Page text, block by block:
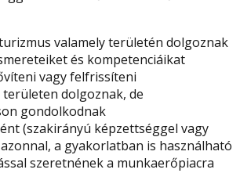
valamely területén dolgoznak
és kompetenciáikat
vagy felfrissíteni
területen dolgoznak, de
gondolkodnak
(szakirányú képzettséggel vagy
a gyakorlatban is használható
szeretnének a munkaerőpiacra